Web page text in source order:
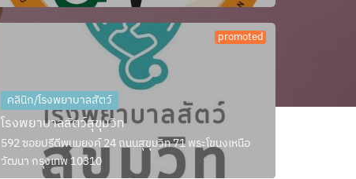
promoted
คลินิก/โรงพยาบาลสัตว์
โรงพยาบาลสัตว์สุขุมวิท
592 ซอยปรีดีพนมยงค์ 24 ถนนสุขุมวิท 71 พระโขนงเหนือ
วัฒนา กรุงเทพ 10310